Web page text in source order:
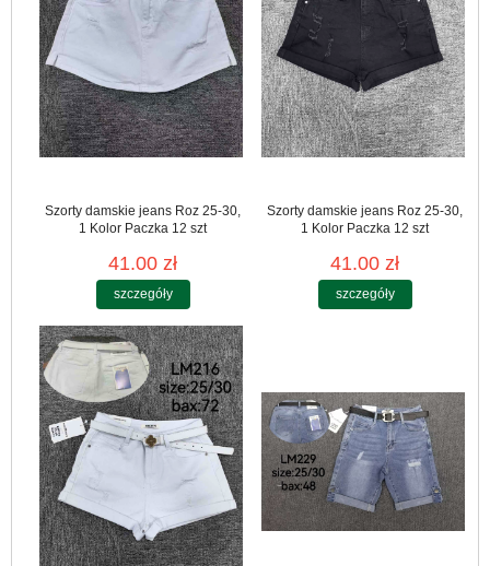
Szorty damskie jeans Roz 25-30,
1 Kolor Paczka 12 szt
41.00 zł
szczegóły
Szorty damskie jeans Roz 25-30,
1 Kolor Paczka 12 szt
41.00 zł
szczegóły